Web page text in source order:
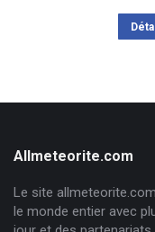
Allmeteorite.com
Le site
le monde entier avec